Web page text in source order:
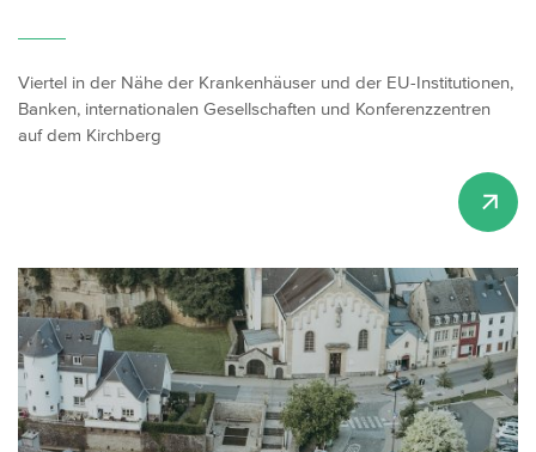
Viertel in der Nähe der Krankenhäuser und der EU-Institutionen,
Banken, internationalen Gesellschaften und Konferenzzentren
auf dem Kirchberg